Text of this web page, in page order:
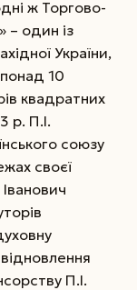
ж Торгово-
– один із
України,
10
квадратних
р. П.І.
союзу
своєї
П.І.